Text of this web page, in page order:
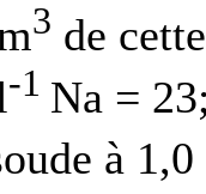
3 de
-1 Na =
à